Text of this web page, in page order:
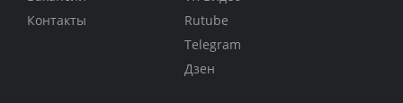
Контакты
Rutube
Telegram
Дзен